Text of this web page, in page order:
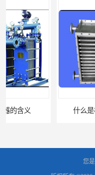
什么是板式换热器呢？
您